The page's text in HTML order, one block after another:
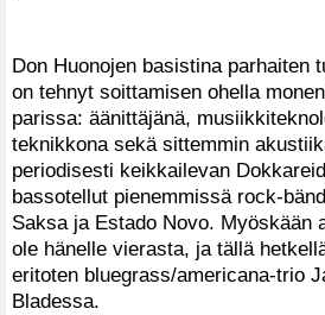
Don Huonojen basistina parhaiten
on tehnyt soittamisen ohella
parissa: äänittäjänä,
teknikkona sekä sittemmin
periodisesti keikkailevan
bassotellut pienemmissä rock-
Saksa ja Estado Novo. Myöskään
ole hänelle vierasta, ja tällä
eritoten bluegrass/americana-trio
Bladessa.